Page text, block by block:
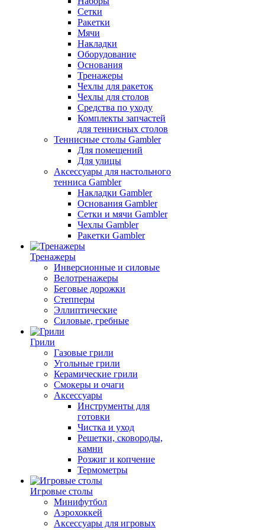
Сетки
Ракетки
Мячи
Накладки
Оборудование
Основания
Тренажеры
Чехлы для ракеток
Чехлы для столов
Средства по уходу
Комплекты запчастей
для теннисных столов
Теннисные столы Gambler
Для помещений
Для улицы
Аксессуары для настольного
тенниса Gambler
Накладки Gambler
Основания Gambler
Сетки и мячи Gambler
Чехлы Gambler
Ракетки Gambler
Тренажеры
Инверсионные и силовые
Велотренажеры
Беговые дорожки
Степперы
Эллиптические
Силовые, гребные
Грили
Газовые грили
Угольные грили
Керамические грили
Смокеры и очаги
Аксессуары
Инструменты для
готовки
Чистка и уход
Решетки, сковороды,
камни
Розжиг и копчение
Термометры
Игровые столы
Минифутбол
Аэрохоккей
Аксессуары для игровых